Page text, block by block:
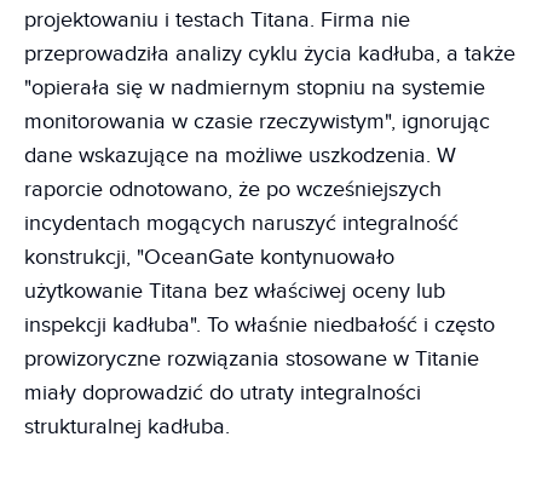
projektowaniu i testach Titana. Firma nie
przeprowadziła analizy cyklu życia kadłuba, a także
"opierała się w nadmiernym stopniu na systemie
monitorowania w czasie rzeczywistym", ignorując
dane wskazujące na możliwe uszkodzenia. W
raporcie odnotowano, że po wcześniejszych
incydentach mogących naruszyć integralność
konstrukcji, "OceanGate kontynuowało
użytkowanie Titana bez właściwej oceny lub
inspekcji kadłuba". To właśnie niedbałość i często
prowizoryczne rozwiązania stosowane w Titanie
miały doprowadzić do utraty integralności
strukturalnej kadłuba.